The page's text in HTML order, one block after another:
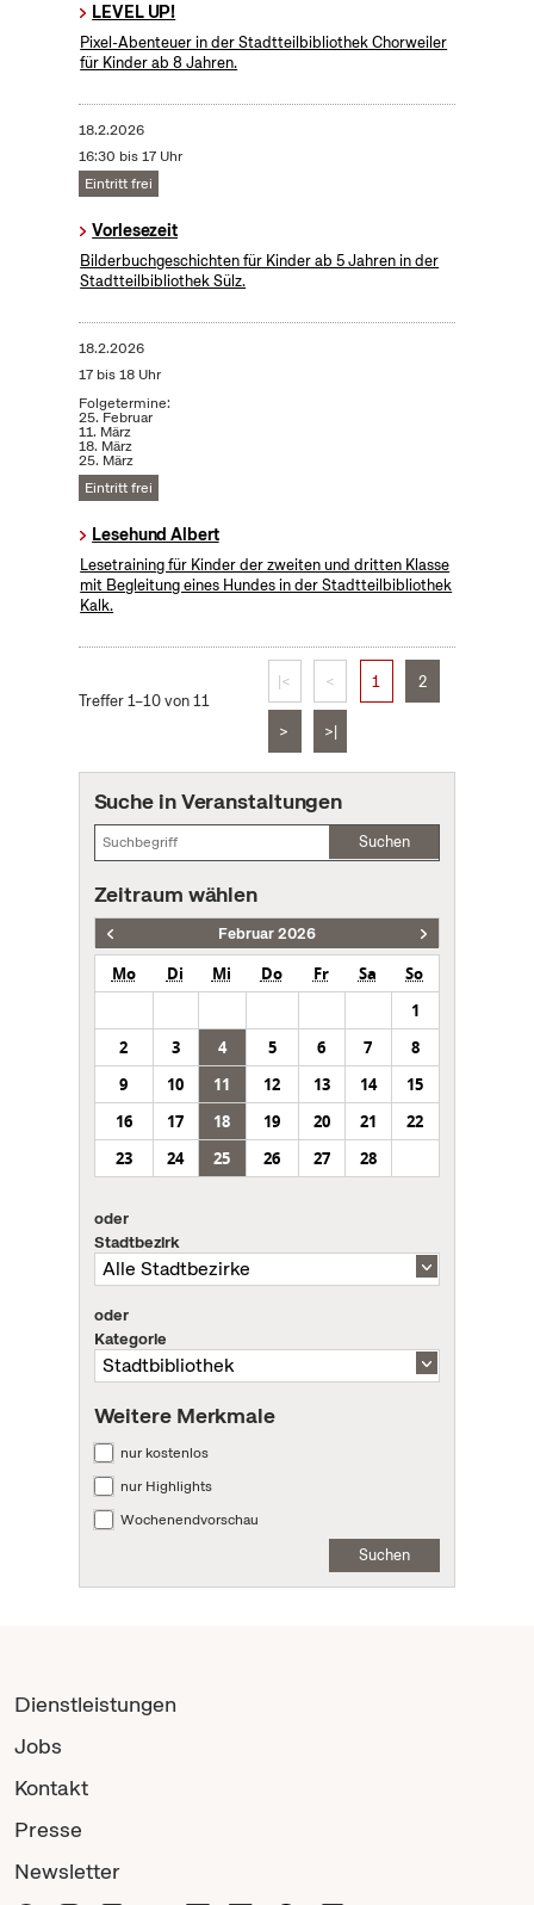
LEVEL UP!
Pixel-Abenteuer in der Stadtteilbibliothek Chorweiler
für Kinder ab 8 Jahren.
18.2.2026
16:30 bis 17 Uhr
Eintritt frei
Vorlesezeit
Bilderbuchgeschichten für Kinder ab 5 Jahren in der
Stadtteilbibliothek Sülz.
18.2.2026
17 bis 18 Uhr
Folgetermine:
25. Februar
11. März
18. März
25. März
Eintritt frei
Lesehund Albert
Lesetraining für Kinder der zweiten und dritten Klasse
mit Begleitung eines Hundes in der Stadtteilbibliothek
Kalk.
Treffer 1–10 von 11
|< < 1 2
> >|
Suche in Veranstaltungen
Suchen
Zeitraum wählen
Februar 2026
Mo Di Mi Do Fr Sa
So
1
2
3 4 5 6 7
8
9
10 11 12 13 14
15
16
17 18 19 20 21
22
23
24 25 26 27 28
oder
Stadtbezirk
oder
Kategorie
Weitere Merkmale
nur kostenlos
nur Highlights
Wochenendvorschau
Suchen
Dienstleistungen
Jobs
Kontakt
Presse
Newsletter